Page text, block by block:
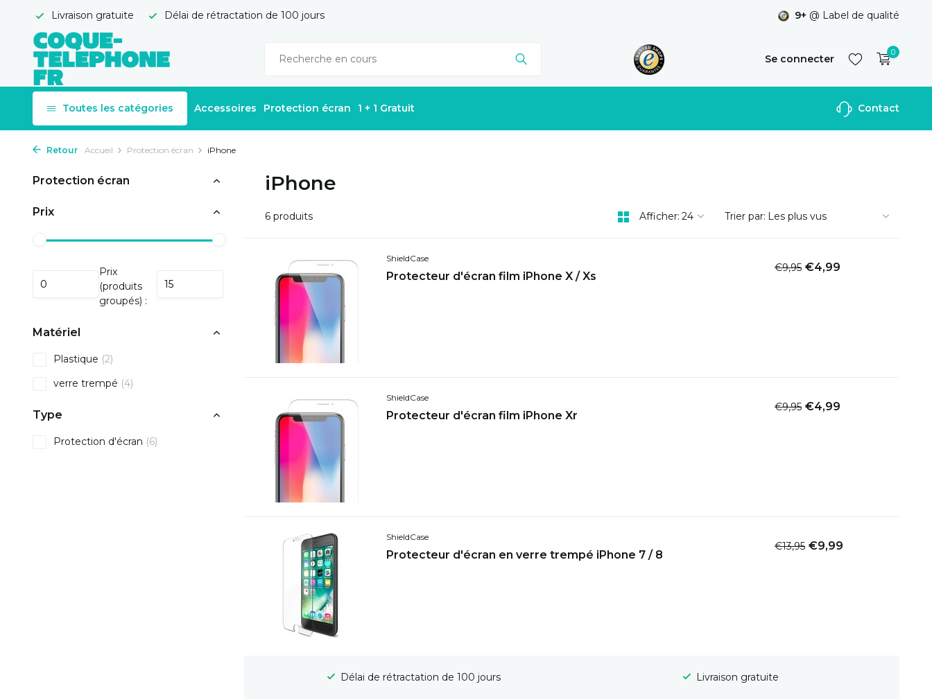
Livraison gratuite Délai de rétractation de 100 jours 9+ @ Label de qualité
Se connecter
S'inscrire
0
Toutes les catégories Accessoires Protection écran 1 + 1 Gratuit Contact
Retour Accueil Protection écran iPhone
Protection écran
Prix
Prix
(produits
groupés) :
Matériel
Plastique (2)
verre trempé (4)
Type
Protection d'écran (6)
iPhone
6 produits Afficher: Trier par:
ShieldCase
Protecteur d'écran film iPhone X / Xs
€9,95 €4,99
ShieldCase
Protecteur d'écran film iPhone Xr
€9,95 €4,99
ShieldCase
Protecteur d'écran en verre trempé iPhone 7 / 8
€13,95 €9,99
Délai de rétractation de 100 jours Livraison gratuite